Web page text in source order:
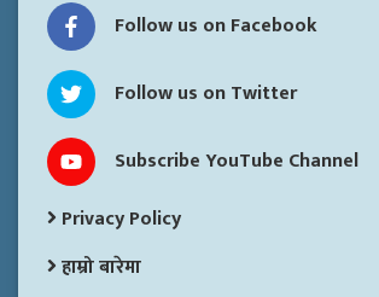
Follow us on Facebook
Follow us on Twitter
Subscribe YouTube Channel
Privacy Policy
हाम्रो बारेमा